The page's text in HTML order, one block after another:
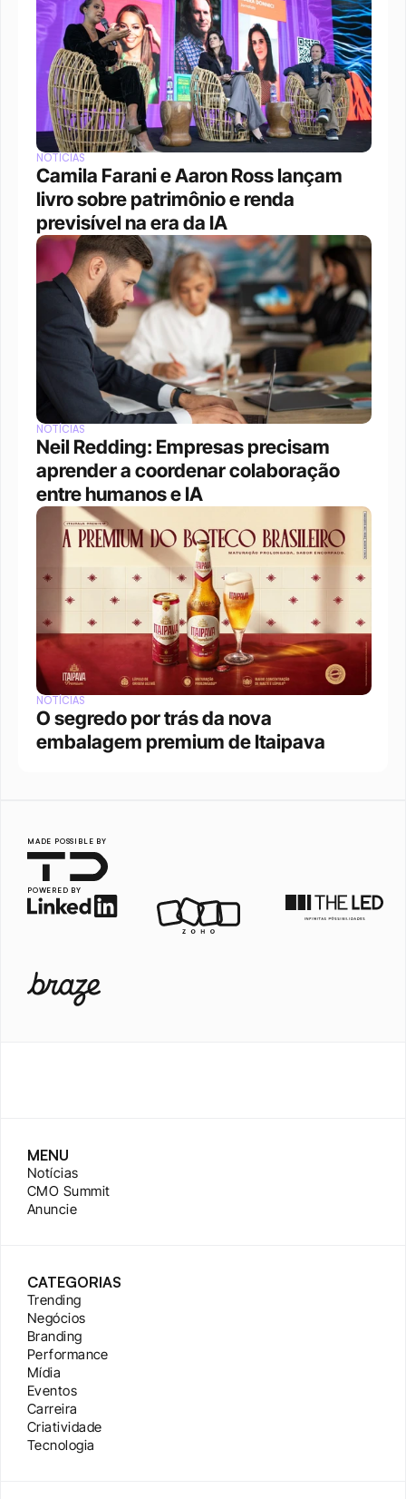
NOTÍCIAS
Camila Farani e Aaron Ross lançam
livro sobre patrimônio e renda
previsível na era da IA
NOTÍCIAS
Neil Redding: Empresas precisam
aprender a coordenar colaboração
entre humanos e IA
NOTÍCIAS
O segredo por trás da nova
embalagem premium de Itaipava
MADE POSSIBLE BY
POWERED BY
MENU
Notícias
CMO Summit
Anuncie
CATEGORIAS
Trending
Negócios
Branding
Performance
Mídia
Eventos
Carreira
Criatividade
Tecnologia